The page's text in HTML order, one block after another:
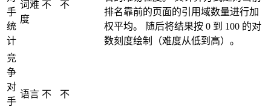
手
统
计
词难
度
不 不
排名靠前的页面的引用域数量进行加
权平均。 随后将结果按 0 到 100 的对
数刻度绘制（难度从低到高）。
竞
争
对
手
语言 不 不